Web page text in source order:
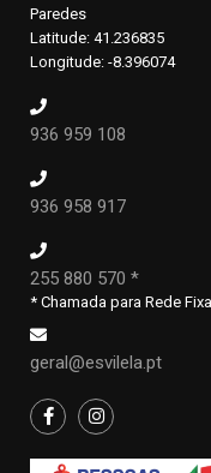
Paredes
Latitude: 41.236835
Longitude: -8.396074
936 959 108
936 958 917
255 880 570 *
* Chamada para Rede
geral@esvilela.pt